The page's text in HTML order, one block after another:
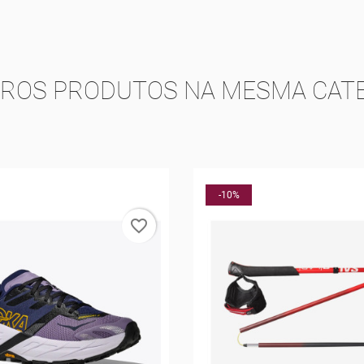
PRODUTOS NA MESMA
favorite_border
-25%